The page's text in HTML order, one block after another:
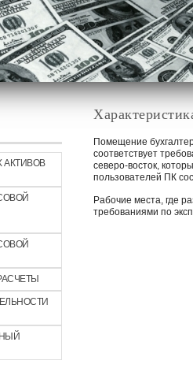
АКТИВОВ
Помещение
соответствует
северо-восток,
пользователей ПК
Рабочие места, где
требованиями по